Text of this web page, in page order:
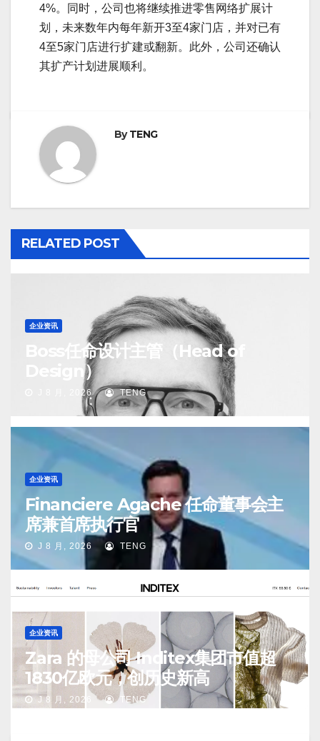
4%。同时，公司也将继续推进零售网络扩展计
划，未来数年内每年新开3至4家门店，并对已有
4至5家门店进行扩建或翻新。此外，公司还确认
其扩产计划进展顺利。
ByTENG
RELATED POST
企业资讯
Boss任命设计主管（Head of
Design）
J 8 月, 2026 TENG
企业资讯
Financiere Agache 任命董事会主
席兼首席执行官
J 8 月, 2026 TENG
企业资讯
Zara 的母公司 Inditex集团市值超
1830亿欧元，创历史新高
J 8 月, 2026 TENG